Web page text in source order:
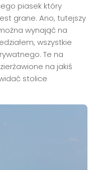
piasek który
grane. Ano, tutejszy
wynająć na
wszystkie
Te na
na jakiś
stolice